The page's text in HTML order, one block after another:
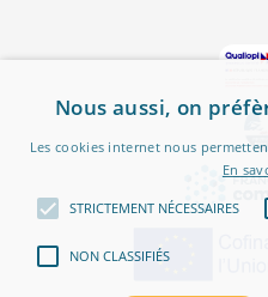
Nous aussi, on
Les cookies internet nous
En
STRICTEMENT NÉCESSAIRES
NON CLASSIFIÉS